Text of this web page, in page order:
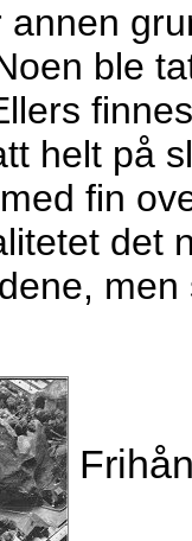
annen
ble
helt på
fin
det